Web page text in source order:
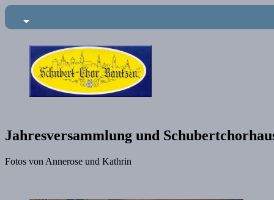
Jahresversammlung und
Fotos von Annerose und Kathrin